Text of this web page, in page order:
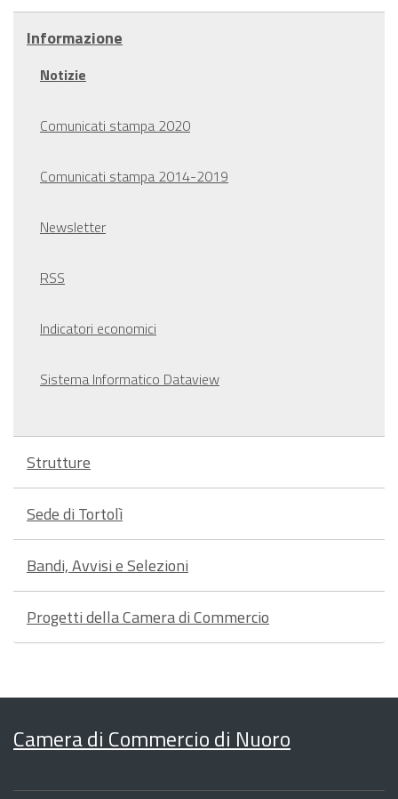
Informazione
Notizie
Comunicati stampa 2020
Comunicati stampa 2014-2019
Newsletter
RSS
Indicatori economici
Sistema Informatico Dataview
Strutture
Sede di Tortolì
Bandi, Avvisi e Selezioni
Progetti della Camera di Commercio
Camera di Commercio di Nuoro
Sezione